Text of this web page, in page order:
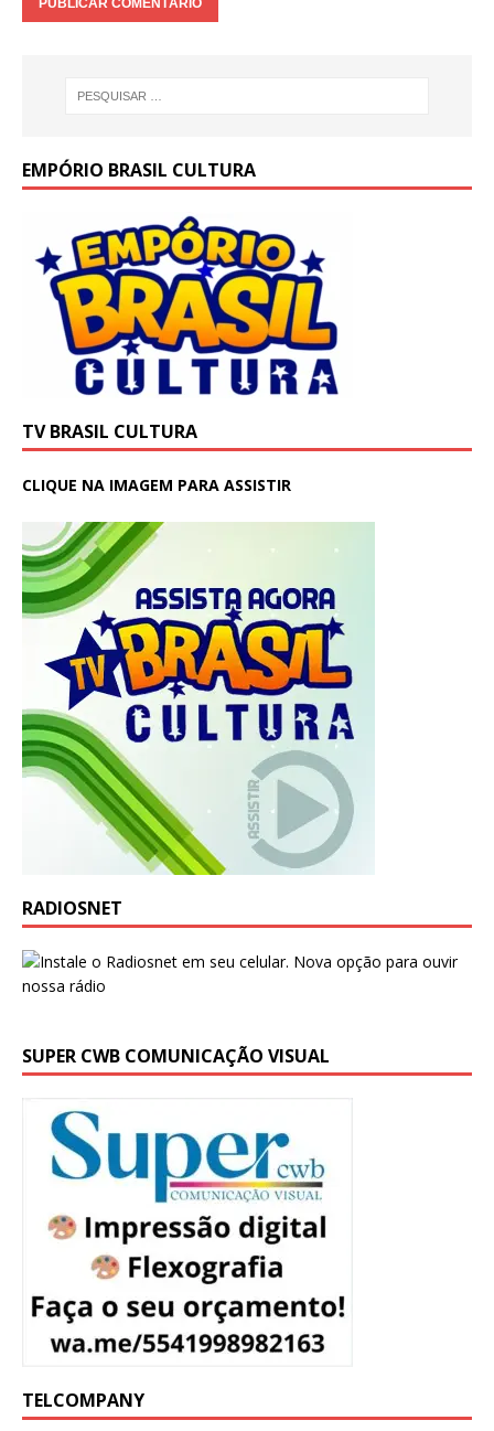
EMPÓRIO BRASIL CULTURA
TV BRASIL CULTURA
CLIQUE NA IMAGEM PARA ASSISTIR
RADIOSNET
SUPER CWB COMUNICAÇÃO VISUAL
TELCOMPANY